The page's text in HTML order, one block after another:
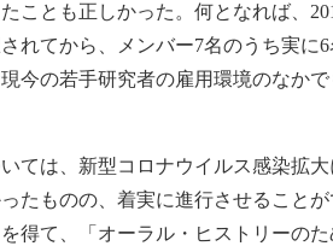
ことも正しかった。何となれば、
れてから、メンバー7名のうち実に
今の若手研究者の雇用環境のなか
ては、新型コロナウイルス感染拡
たものの、着実に進行させること
得て、「オーラル・ヒストリーの